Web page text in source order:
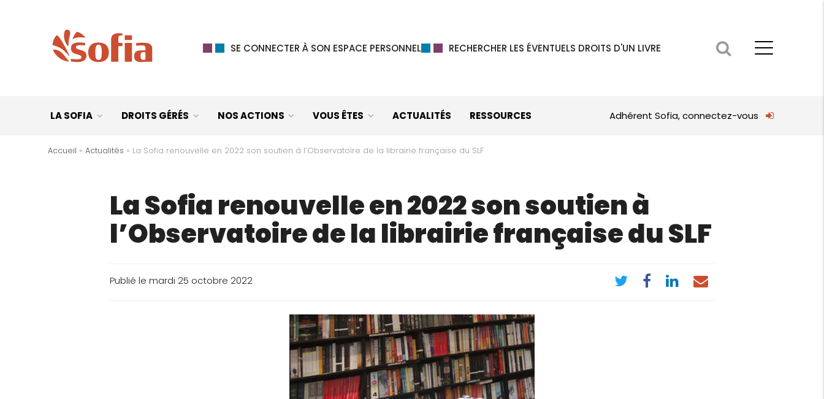
SE CONNECTER À SON ESPACE PERSONNEL RECHERCHER LES ÉVENTUELS DROITS D'UN LIVRE
LA SOFIA DROITS GÉRÉS NOS ACTIONS VOUS ÊTES ACTUALITÉS RESSOURCES Adhérent Sofia, connectez-vous
Accueil »Actualités » La Sofia renouvelle en 2022 son soutien à l’Observatoire de la librairie française du SLF
La Sofia renouvelle en 2022 son soutien à
l’Observatoire de la librairie française du SLF
Publié le mardi 25 octobre 2022